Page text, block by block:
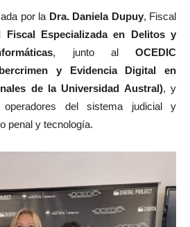
por la Dra. Daniela Dupuy, Fiscal
Fiscal Especializada en Delitos y
, junto al OCEDIC
y Evidencia Digital en
de la Universidad Austral), y
del sistema judicial y
penal y tecnología.